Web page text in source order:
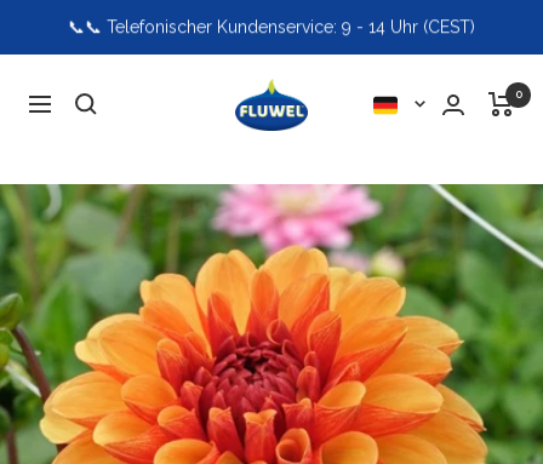
📞📞 Telefonischer Kundenservice: 9 - 14 Uhr (CEST)
Navigation
Fluwel Sprache 0